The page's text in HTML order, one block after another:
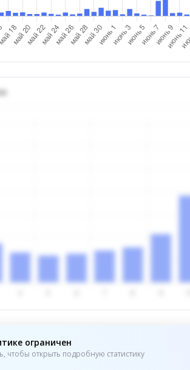
ограничен
чтобы открыть подробную статистику